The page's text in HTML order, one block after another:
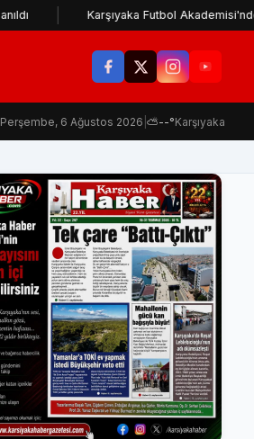
Karşıyaka Futbol Akademisi'nden
Perşembe, 6 Ağustos 2026 ⛅--°Karşıyaka